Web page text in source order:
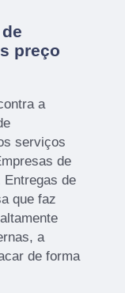
preço
a
serviços
de
Entregas de
que faz
a
de forma